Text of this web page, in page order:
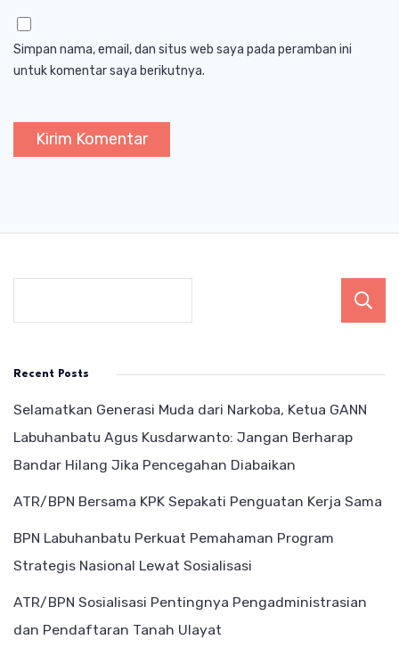
Simpan nama, email, dan situs web saya pada peramban ini
untuk komentar saya berikutnya.
Recent Posts
Selamatkan Generasi Muda dari Narkoba, Ketua GANN
Labuhanbatu Agus Kusdarwanto: Jangan Berharap
Bandar Hilang Jika Pencegahan Diabaikan
ATR/BPN Bersama KPK Sepakati Penguatan Kerja Sama
BPN Labuhanbatu Perkuat Pemahaman Program
Strategis Nasional Lewat Sosialisasi
ATR/BPN Sosialisasi Pentingnya Pengadministrasian
dan Pendaftaran Tanah Ulayat